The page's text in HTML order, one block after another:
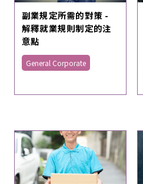
副業規定所需的對策 -
解釋就業規則制定的注
意點
General Corporate